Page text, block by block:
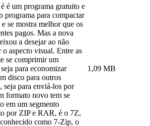
é um programa gratuito e
programa para compactar
se mostra melhor que os
pagos. Mas a nova
a desejar ao não
o aspecto visual. Entre as
se comprimir um
para economizar
disco para outros
seja para enviá-los por
formato novo tem se
em um segmento
por ZIP e RAR, é o 7Z,
como 7-Zip, o
1,09 MB